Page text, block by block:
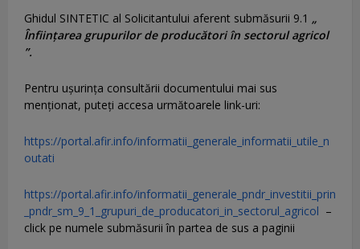
Ghidul SINTETIC al Solicitantului aferent submăsurii 9.1 „
Înființarea grupurilor de producători în sectorul agricol
”.
Pentru uşurinţa consultării documentului mai sus
menţionat, puteţi accesa următoarele link-uri:
https://portal.afir.info/informatii_generale_informatii_utile_n
outati
https://portal.afir.info/informatii_generale_pndr_investitii_prin
_pndr_sm_9_1_grupuri_de_producatori_in_sectorul_agricol –
click pe numele submăsurii în partea de sus a paginii